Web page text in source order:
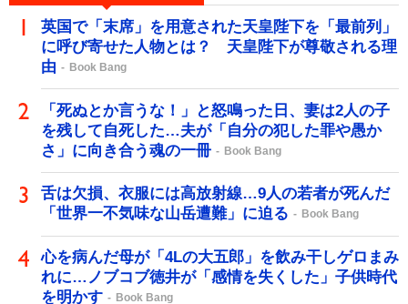
英国で「末席」を用意された天皇陛下を「最前列」
に呼び寄せた人物とは？ 天皇陛下が尊敬される理
由
Book Bang
「死ぬとか言うな！」と怒鳴った日、妻は2人の子
を残して自死した…夫が「自分の犯した罪や愚か
さ」に向き合う魂の一冊
Book Bang
舌は欠損、衣服には高放射線…9人の若者が死んだ
「世界一不気味な山岳遭難」に迫る
Book Bang
心を病んだ母が「4Lの大五郎」を飲み干しゲロまみ
れに…ノブコブ徳井が「感情を失くした」子供時代
を明かす
Book Bang